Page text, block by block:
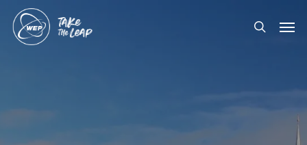
Skip
main
search